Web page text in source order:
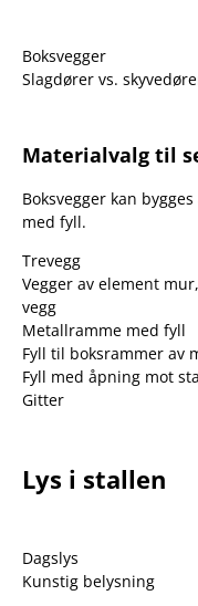
Boksvegger
Slagdører vs.
Materialvalg til
Boksvegger kan
med fyll.
Trevegg
Vegger av element
vegg
Metallramme med fyll
Fyll til boksrammer av
Fyll med åpning mot
Gitter
Lys i stallen
Dagslys
Kunstig belysning